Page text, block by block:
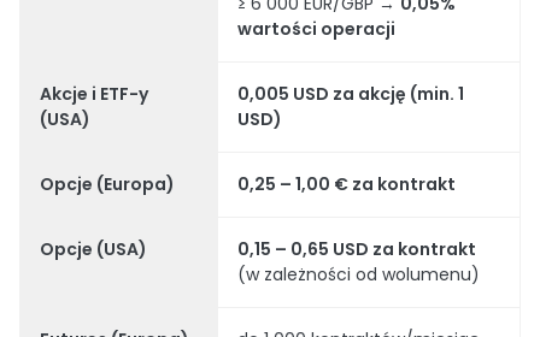
wartości operacji
Akcje i ETF-y
(USA)
0,005 USD za akcję (min. 1
USD)
Opcje (Europa) 0,25 – 1,00 € za kontrakt
Opcje (USA)
0,15 – 0,65 USD za kontrakt
(w zależności od wolumenu)